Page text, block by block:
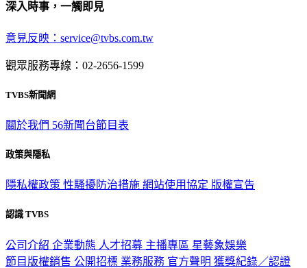
深入時事，一觸即見
意見反映：service@tvbs.com.tw
觀眾服務專線：02-2656-1599
TVBS新聞網
關於我們 56新聞台節目表
政策與隱私
隱私權政策 性騷擾防治措施 網站使用協定 版權宣告
認識 TVBS
公司介紹 企業動態 人才招募 主播專區 星藝象娛樂
節目版權銷售 公開招標 業務服務 官方聲明 獲獎紀錄／認證